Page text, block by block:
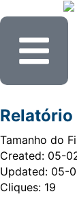
Relatório
Tamanho do
Created: 05-
Updated: 05-
Cliques: 19